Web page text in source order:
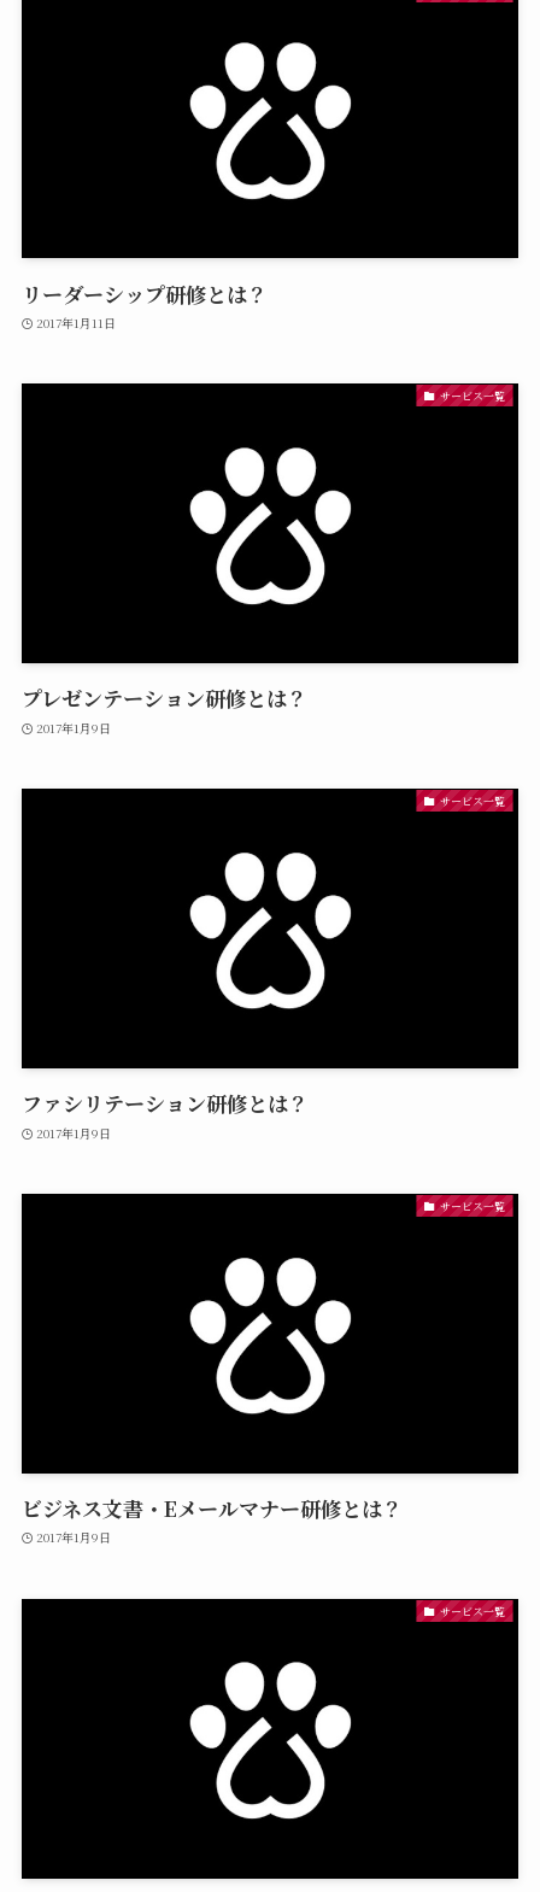
リーダーシップ研修とは？
2017年1月11日
サービス一覧
プレゼンテーション研修とは？
2017年1月9日
サービス一覧
ファシリテーション研修とは？
2017年1月9日
サービス一覧
ビジネス文書・Eメールマナー研修とは？
2017年1月9日
サービス一覧